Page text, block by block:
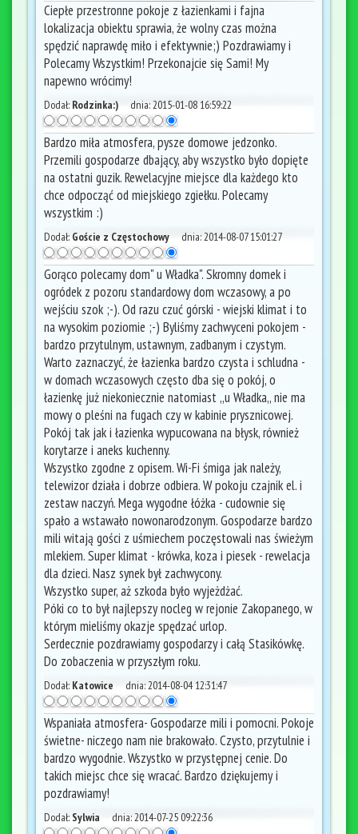
Ciepłe przestronne pokoje z łazienkami i fajna
lokalizacja obiektu sprawia, że wolny czas można
spędzić naprawdę miło i efektywnie;) Pozdrawiamy i
Polecamy Wszystkim! Przekonajcie się Sami! My
napewno wrócimy!
Dodał: Rodzinka:) dnia:2015-01-08 16:59:22
Bardzo miła atmosfera, pysze domowe jedzonko.
Przemili gospodarze dbający, aby wszystko było dopięte
na ostatni guzik. Rewelacyjne miejsce dla każdego kto
chce odpocząć od miejskiego zgiełku. Polecamy
wszystkim :)
Dodał: Goście z Częstochowy dnia:2014-08-07 15:01:27
Gorąco polecamy dom" u Władka". Skromny domek i
ogródek z pozoru standardowy dom wczasowy, a po
wejściu szok ;-). Od razu czuć górski - wiejski klimat i to
na wysokim poziomie ;-) Byliśmy zachwyceni pokojem -
bardzo przytulnym, ustawnym, zadbanym i czystym.
Warto zaznaczyć, że łazienka bardzo czysta i schludna -
w domach wczasowych często dba się o pokój, o
łazienkę już niekoniecznie natomiast ,,u Władka,, nie ma
mowy o pleśni na fugach czy w kabinie prysznicowej.
Pokój tak jak i łazienka wypucowana na błysk, również
korytarze i aneks kuchenny.
Wszystko zgodne z opisem. Wi-Fi śmiga jak należy,
telewizor działa i dobrze odbiera. W pokoju czajnik el. i
zestaw naczyń. Mega wygodne łóżka - cudownie się
spało a wstawało nowonarodzonym. Gospodarze bardzo
mili witają gości z uśmiechem poczęstowali nas świeżym
mlekiem. Super klimat - krówka, koza i piesek - rewelacja
dla dzieci. Nasz synek był zachwycony.
Wszystko super, aż szkoda było wyjeżdżać.
Póki co to był najlepszy nocleg w rejonie Zakopanego, w
którym mieliśmy okazje spędzać urlop.
Serdecznie pozdrawiamy gospodarzy i całą Stasikówkę.
Do zobaczenia w przyszłym roku.
Dodał: Katowice dnia:2014-08-04 12:31:47
Wspaniała atmosfera- Gospodarze mili i pomocni. Pokoje
świetne- niczego nam nie brakowało. Czysto, przytulnie i
bardzo wygodnie. Wszystko w przystępnej cenie. Do
takich miejsc chce się wracać. Bardzo dziękujemy i
pozdrawiamy!
Dodał: Sylwia dnia:2014-07-25 09:22:36